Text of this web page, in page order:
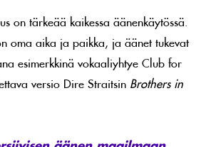
on tärkeää kaikessa äänenkäytössä.
oma aika ja paikka, ja äänet tukevat
esimerkkinä vokaaliyhtye Club for
versio Dire Straitsin Brothers in